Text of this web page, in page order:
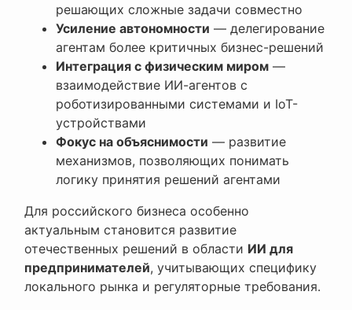
решающих сложные задачи совместно
Усиление автономности — делегирование
агентам более критичных бизнес-решений
Интеграция с физическим миром —
взаимодействие ИИ-агентов с
роботизированными системами и IoT-
устройствами
Фокус на объяснимости — развитие
механизмов, позволяющих понимать
логику принятия решений агентами
Для российского бизнеса особенно
актуальным становится развитие
отечественных решений в области ИИ для
предпринимателей, учитывающих специфику
локального рынка и регуляторные требования.